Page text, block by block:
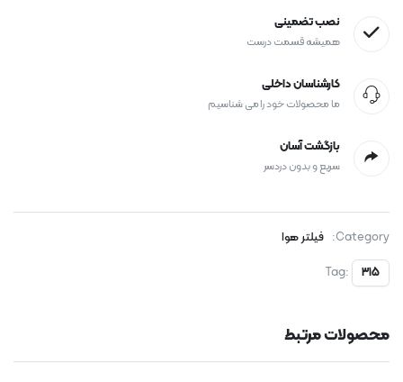
نصب تضمینی
همیشه قسمت درست
کارشناسان داخلی
ما محصولات خود را می شناسیم
بازگشت آسان
سریع و بدون دردسر
Category:
فیلتر هوا
Tag:
315
محصولات مرتبط